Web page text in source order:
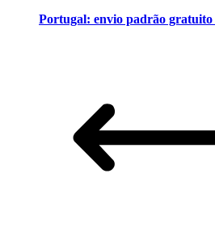
Portugal: envio padrão gratuito